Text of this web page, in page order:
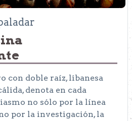
con doble raíz, libanesa
denota en cada
no sólo por la línea
por la investigación, la